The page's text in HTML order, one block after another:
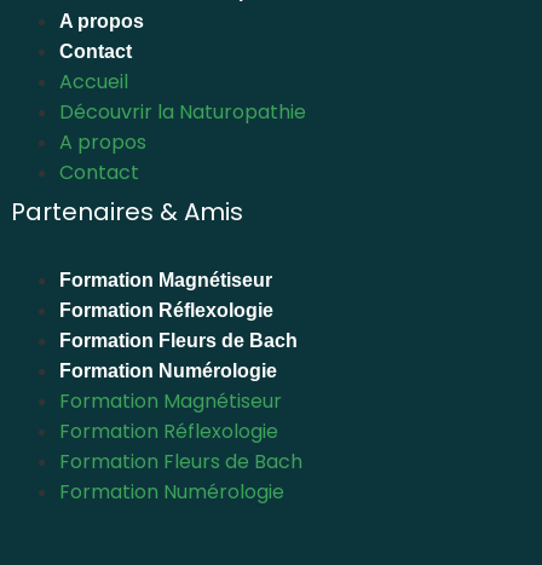
A propos
Contact
Accueil
Découvrir la Naturopathie
A propos
Contact
Partenaires & Amis
Formation Magnétiseur
Formation Réflexologie
Formation Fleurs de Bach
Formation Numérologie
Formation Magnétiseur
Formation Réflexologie
Formation Fleurs de Bach
Formation Numérologie